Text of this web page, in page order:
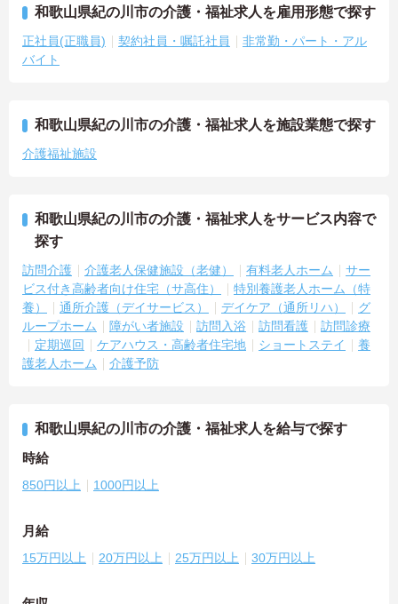
和歌山県紀の川市の介護・福祉求人を雇用形態で探す
正社員(正職員) 契約社員・嘱託社員
非常勤・パート・アル
バイト
和歌山県紀の川市の介護・福祉求人を施設業態で探す
介護福祉施設
和歌山県紀の川市の介護・福祉求人をサービス内容で
探す
訪問介護 介護老人保健施設（老健） 有料老人ホーム
サー
ビス付き高齢者向け住宅（サ高住）
特別養護老人ホーム（特
養）
通所介護（デイサービス） デイケア（通所リハ）
グ
ループホーム
障がい者施設 訪問入浴 訪問看護
訪問診療
定期巡回
ケアハウス・高齢者住宅地 ショートステイ
養
護老人ホーム
介護予防
和歌山県紀の川市の介護・福祉求人を給与で探す
時給
850円以上 1000円以上
月給
15万円以上 20万円以上 25万円以上 30万円以上